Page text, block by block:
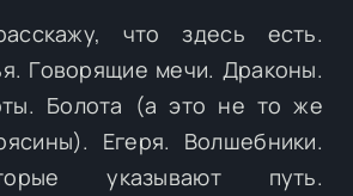
что здесь есть.
Говорящие мечи. Драконы.
Болота (а это не то же
Егеря. Волшебники.
указывают путь.